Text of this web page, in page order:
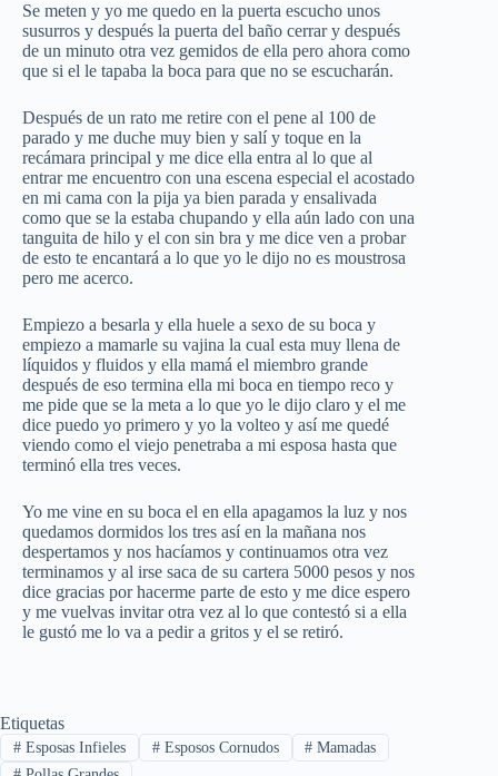
Se meten y yo me quedo en la puerta escucho unos
susurros y después la puerta del baño cerrar y después
de un minuto otra vez gemidos de ella pero ahora como
que si el le tapaba la boca para que no se escucharán.
Después de un rato me retire con el pene al 100 de
parado y me duche muy bien y salí y toque en la
recámara principal y me dice ella entra al lo que al
entrar me encuentro con una escena especial el acostado
en mi cama con la pija ya bien parada y ensalivada
como que se la estaba chupando y ella aún lado con una
tanguita de hilo y el con sin bra y me dice ven a probar
de esto te encantará a lo que yo le dijo no es moustrosa
pero me acerco.
Empiezo a besarla y ella huele a sexo de su boca y
empiezo a mamarle su vajina la cual esta muy llena de
líquidos y fluidos y ella mamá el miembro grande
después de eso termina ella mi boca en tiempo reco y
me pide que se la meta a lo que yo le dijo claro y el me
dice puedo yo primero y yo la volteo y así me quedé
viendo como el viejo penetraba a mi esposa hasta que
terminó ella tres veces.
Yo me vine en su boca el en ella apagamos la luz y nos
quedamos dormidos los tres así en la mañana nos
despertamos y nos hacíamos y continuamos otra vez
terminamos y al irse saca de su cartera 5000 pesos y nos
dice gracias por hacerme parte de esto y me dice espero
y me vuelvas invitar otra vez al lo que contestó si a ella
le gustó me lo va a pedir a gritos y el se retiró.
Etiquetas
#Esposas Infieles #Esposos Cornudos # Mamadas